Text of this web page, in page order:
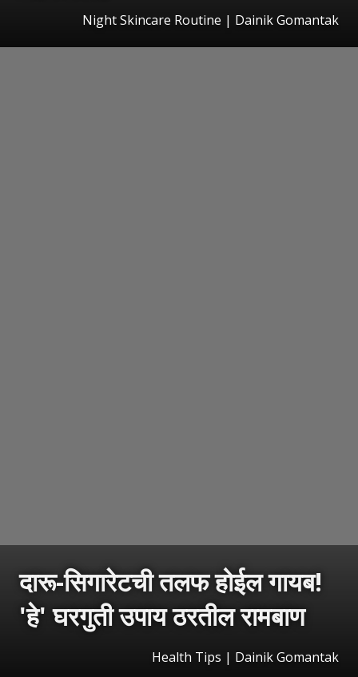
Night Skincare Routine | Dainik Gomantak
दारू-सिगारेटची तलफ होईल गायब!
'हे' घरगुती उपाय ठरतील रामबाण
Health Tips | Dainik Gomantak